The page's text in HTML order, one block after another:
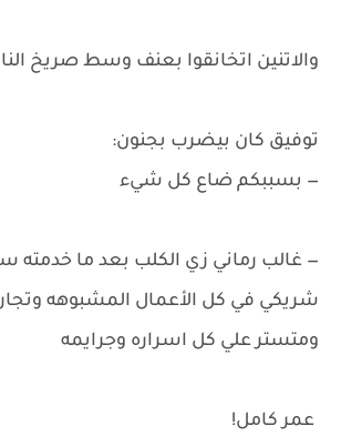
والاتنين اتخانقوا بعنف وسط صريخ
توفيق كان بيضرب بجنون:
— بسببكم ضاع كل شيء
— غالب رماني زي الكلب بعد ما خدمته
شريكي في كل الأعمال المشبوهه
ومتستر علي كل اسراره وجرايمه
عمر كامل!